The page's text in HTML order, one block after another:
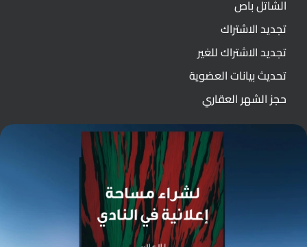
الشاتل باص
تجديد الاشتراك
تجديد الاشتراك للغير
تحديث بيانات العضوية
حجز الشهر العقاري